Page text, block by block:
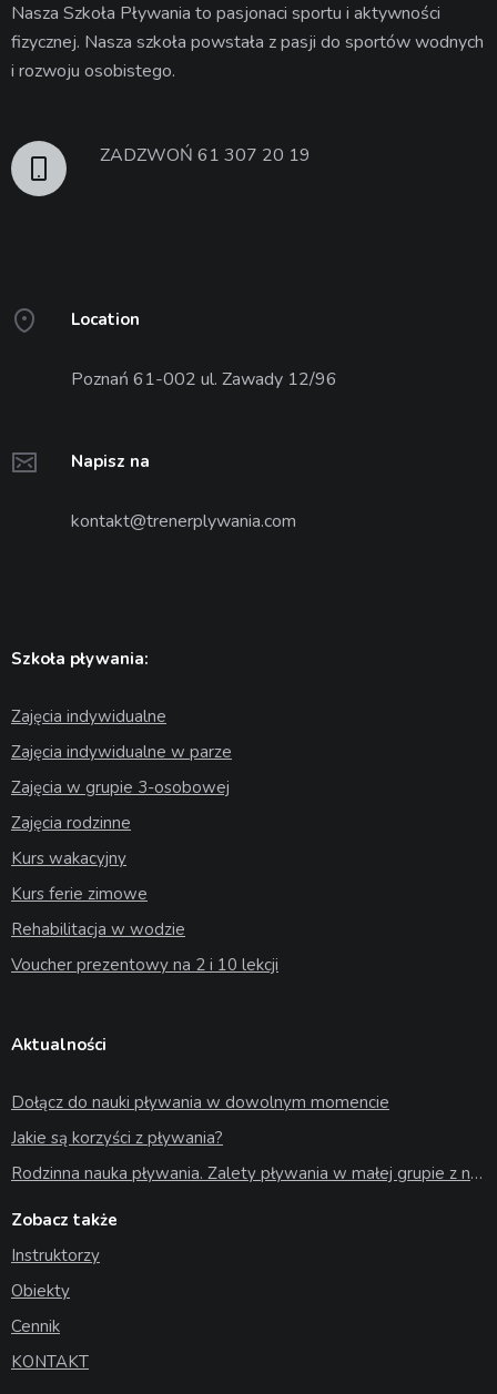
Nasza Szkoła Pływania to pasjonaci sportu i aktywności
fizycznej. Nasza szkoła powstała z pasji do sportów wodnych
i rozwoju osobistego.
ZADZWOŃ 61 307 20 19
Location
Poznań 61-002 ul. Zawady 12/96
Napisz na
kontakt@trenerplywania.com
Szkoła pływania:
Zajęcia indywidualne
Zajęcia indywidualne w parze
Zajęcia w grupie 3-osobowej
Zajęcia rodzinne
Kurs wakacyjny
Kurs ferie zimowe
Rehabilitacja w wodzie
Voucher prezentowy na 2 i 10 lekcji
Aktualności
Dołącz do nauki pływania w dowolnym momencie
Jakie są korzyści z pływania?
Rodzinna nauka pływania. Zalety pływania w małej grupie z najbliższymi
Zobacz także
Instruktorzy
Obiekty
Cennik
KONTAKT